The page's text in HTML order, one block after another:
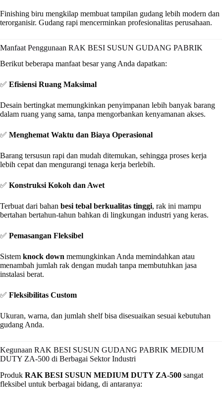
Finishing biru mengkilap membuat tampilan gudang lebih modern dan
terorganisir. Gudang rapi mencerminkan profesionalitas perusahaan.
Manfaat Penggunaan RAK BESI SUSUN GUDANG PABRIK
Berikut beberapa manfaat besar yang Anda dapatkan:
✅ Efisiensi Ruang Maksimal
Desain bertingkat memungkinkan penyimpanan lebih banyak barang
dalam ruang yang sama, tanpa mengorbankan kenyamanan akses.
✅ Menghemat Waktu dan Biaya Operasional
Barang tersusun rapi dan mudah ditemukan, sehingga proses kerja
lebih cepat dan mengurangi tenaga kerja berlebih.
✅ Konstruksi Kokoh dan Awet
Terbuat dari bahan besi tebal berkualitas tinggi, rak ini mampu
bertahan bertahun-tahun bahkan di lingkungan industri yang keras.
✅ Pemasangan Fleksibel
Sistem knock down memungkinkan Anda memindahkan atau
menambah jumlah rak dengan mudah tanpa membutuhkan jasa
instalasi berat.
✅ Fleksibilitas Custom
Ukuran, warna, dan jumlah shelf bisa disesuaikan sesuai kebutuhan
gudang Anda.
Kegunaan RAK BESI SUSUN GUDANG PABRIK MEDIUM
DUTY ZA-500 di Berbagai Sektor Industri
Produk RAK BESI SUSUN MEDIUM DUTY ZA-500 sangat
fleksibel untuk berbagai bidang, di antaranya: